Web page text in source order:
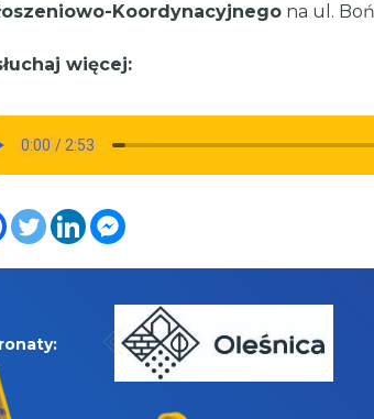
Koordynacyjnegona ul.
więcej: